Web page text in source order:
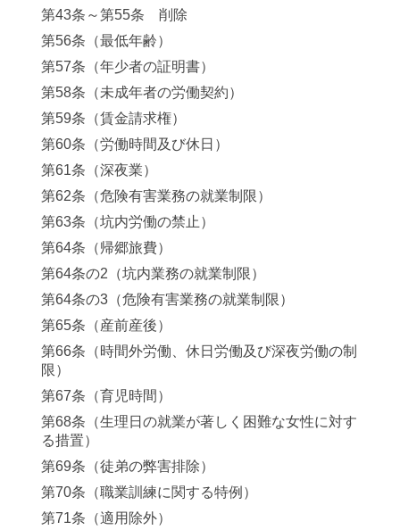
第43条～第55条 削除
第56条（最低年齢）
第57条（年少者の証明書）
第58条（未成年者の労働契約）
第59条（賃金請求権）
第60条（労働時間及び休日）
第61条（深夜業）
第62条（危険有害業務の就業制限）
第63条（坑内労働の禁止）
第64条（帰郷旅費）
第64条の2（坑内業務の就業制限）
第64条の3（危険有害業務の就業制限）
第65条（産前産後）
第66条（時間外労働、休日労働及び深夜労働の制
限）
第67条（育児時間）
第68条（生理日の就業が著しく困難な女性に対す
る措置）
第69条（徒弟の弊害排除）
第70条（職業訓練に関する特例）
第71条（適用除外）